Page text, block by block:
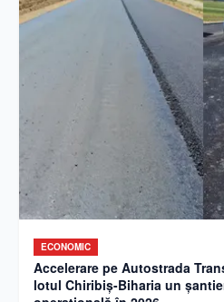
ECONOMIC
Accelerare pe Autostrada
lotul Chiribiș-Biharia un